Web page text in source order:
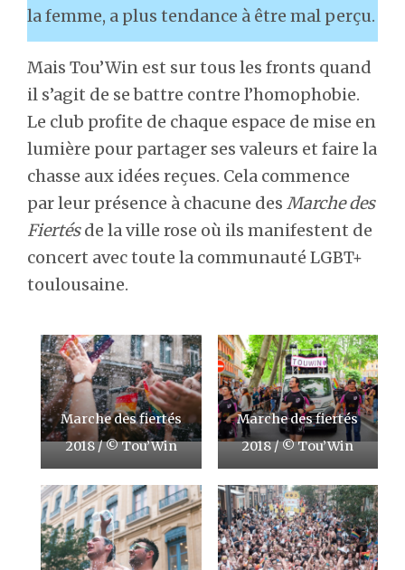
la femme, a plus tendance à être mal perçu.
Mais Tou’Win est sur tous les fronts quand
il s’agit de se battre contre l’homophobie.
Le club profite de chaque espace de mise en
lumière pour partager ses valeurs et faire la
chasse aux idées reçues. Cela commence
par leur présence à chacune des Marche des
Fiertésde la ville rose où ils manifestent de
concert avec toute la communauté LGBT+
toulousaine.
Marche des fiertés
2018 / © Tou’Win
Marche des fiertés
2018 / © Tou’Win